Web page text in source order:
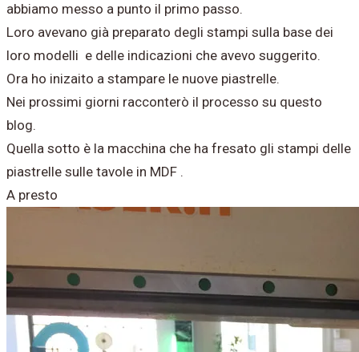
abbiamo messo a punto il primo passo.
Loro avevano già preparato degli stampi sulla base dei
loro modelli e delle indicazioni che avevo suggerito.
​Ora ho inizaito a stampare le nuove piastrelle.
Nei prossimi giorni racconterò il processo su questo
blog.
Quella sotto è la macchina che ha fresato gli stampi delle
piastrelle sulle tavole in MDF .
A presto